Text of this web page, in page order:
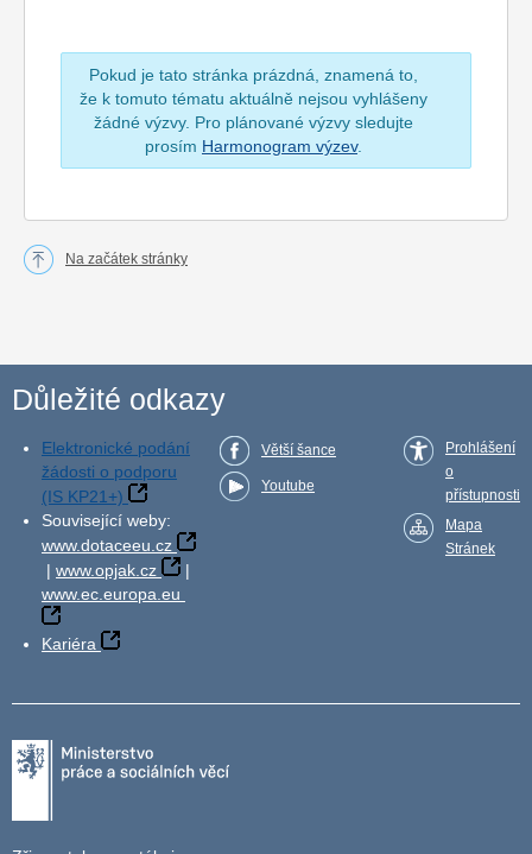
Pokud je tato stránka prázdná, znamená to,
že k tomuto tématu aktuálně nejsou vyhlášeny
žádné výzvy. Pro plánované výzvy sledujte
prosím Harmonogram výzev.
Na začátek stránky
Důležité odkazy
Elektronické podání
žádosti o podporu
(IS KP21+)
Související weby:
www.dotaceeu.cz
| www.opjak.cz
|
www.ec.europa.eu
Kariéra
Větší šance
Youtube
Prohlášení
o
přístupnosti
Mapa
Stránek